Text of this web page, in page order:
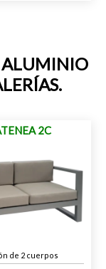
ALUMINIO
2C
de 2 cuerpos